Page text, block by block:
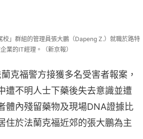
校」群組的管理員張大鵬（Dapeng Z.）就職於路特
業的IT經理。（新京報）
克福警方接獲多名受害者報案，
遭不明人士下藥後失去意識並遭
體內殘留藥物及現場DNA證據比
住於法蘭克福近郊的張大鵬為主